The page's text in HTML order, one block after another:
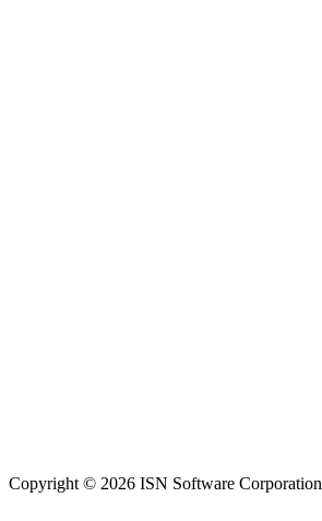
Copyright © 2026 ISN Software Corporation